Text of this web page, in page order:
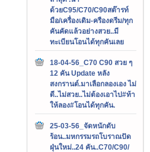
ด้วยC95/C70/C90สต๊ารท์
มือ/เครื่องเดิม-ครืองดรีม/ทุก
คันคัดแล้วอย่างสวย..มี
ทะเบียนโอนได้ทุกคันเลย
18-04-56_C70 C90 สวย ๆ
12 คัน Update หลัง
สงกรานต์.มาเลือกลองเอง ไม่
ดี..ไม่สวย..ไม่ต้องเอาไป#ท้า
ให้ลอง#โอนได้ทุกคัน.
25-03-56_จัดหนักดับ
ร้อน..มหกรรมรถโบราณปัด
ฝุ่นใหม่..24 คัน..C70/C90/